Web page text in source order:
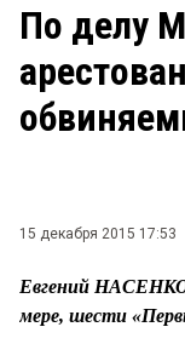
ЗАКОН
НОВОСТИ
По делу
15 декабря 2015 17:53
Евгений
мере, шести